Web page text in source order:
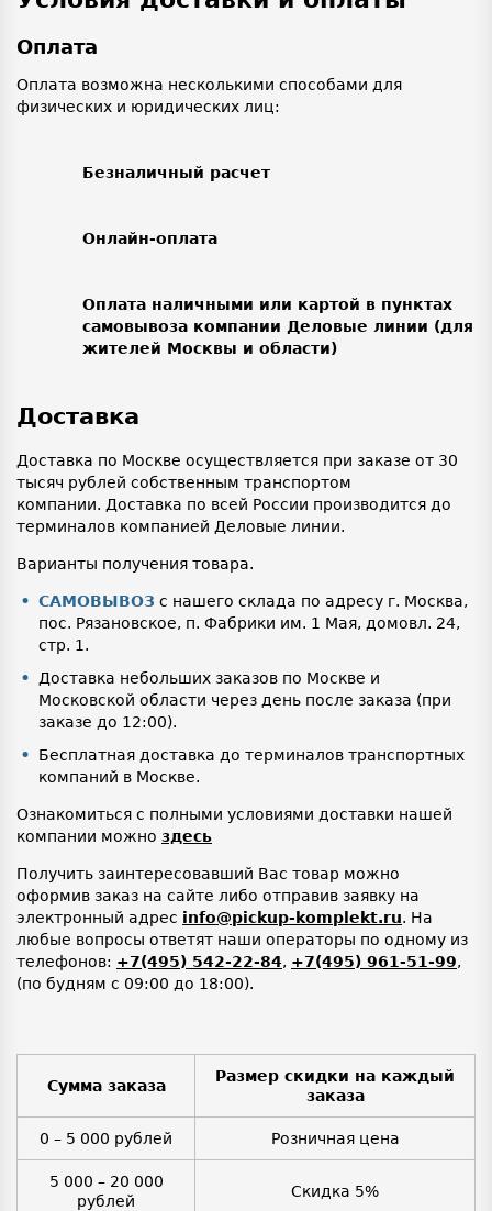
Оплата
Оплата возможна несколькими способами для
физических и юридических лиц:
Безналичный расчет
Онлайн-оплата
Оплата наличными или картой в пунктах
самовывоза компании Деловые линии (для
жителей Москвы и области)
Доставка
Доставка по Москве осуществляется при заказе от 30
тысяч рублей собственным транспортом
компании. Доставка по всей России производится до
терминалов компанией Деловые линии.
Варианты получения товара.
САМОВЫВОЗ с нашего склада по адресу г. Москва,
пос. Рязановское, п. Фабрики им. 1 Мая, домовл. 24,
стр. 1.
Доставка небольших заказов по Москве и
Московской области через день после заказа (при
заказе до 12:00).
Бесплатная доставка до терминалов транспортных
компаний в Москве.
Ознакомиться с полными условиями доставки нашей
компании можно здесь
Получить заинтересовавший Вас товар можно
оформив заказ на сайте либо отправив заявку на
электронный адрес info@pickup-komplekt.ru. На
любые вопросы ответят наши операторы по одному из
телефонов: +7(495) 542-22-84, +7(495) 961-51-99,
(по будням с 09:00 до 18:00).
Сумма заказа
Размер скидки на каждый
заказа
0 – 5 000 рублей Розничная цена
5 000 – 20 000
рублей
Скидка 5%